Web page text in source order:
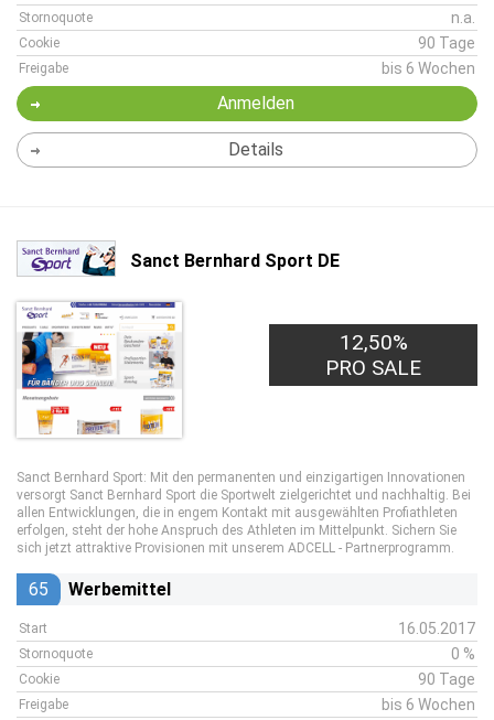
Stornoquote n.a.
Cookie 90 Tage
Freigabe bis 6 Wochen
Anmelden
Details
Sanct Bernhard Sport DE
12,50%
PRO SALE
Sanct Bernhard Sport: Mit den permanenten und einzigartigen Innovationen
versorgt Sanct Bernhard Sport die Sportwelt zielgerichtet und nachhaltig. Bei
allen Entwicklungen, die in engem Kontakt mit ausgewählten Profiathleten
erfolgen, steht der hohe Anspruch des Athleten im Mittelpunkt. Sichern Sie
sich jetzt attraktive Provisionen mit unserem ADCELL - Partnerprogramm.
65 Werbemittel
Start 16.05.2017
Stornoquote 0 %
Cookie 90 Tage
Freigabe bis 6 Wochen